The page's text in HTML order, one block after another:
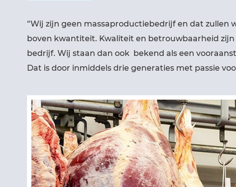
“Wij zijn geen massaproductiebedrijf en dat zullen
boven kwantiteit. Kwaliteit en betrouwbaarheid
bedrijf. Wij staan dan ook bekend als een
Dat is door inmiddels drie generaties met passie